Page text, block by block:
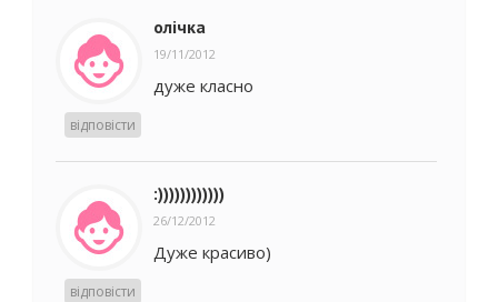
олічка
19/11/2012
дуже класно
відповісти
:))))))))))))
26/12/2012
Дуже красиво)
відповісти